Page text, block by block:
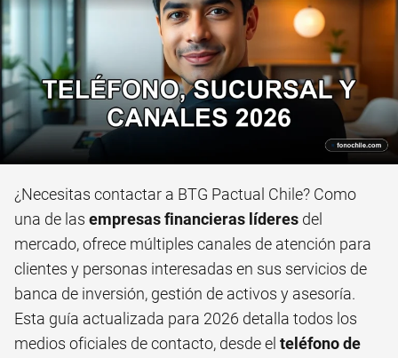
¿Necesitas contactar a BTG Pactual Chile? Como
una de las empresas financieras líderes del
mercado, ofrece múltiples canales de atención para
clientes y personas interesadas en sus servicios de
banca de inversión, gestión de activos y asesoría.
Esta guía actualizada para 2026 detalla todos los
medios oficiales de contacto, desde el teléfono de